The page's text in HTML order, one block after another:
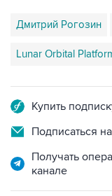
Дмитрий Рогозин
Lunar Orbital
Купить
Подписаться
Получать
канале